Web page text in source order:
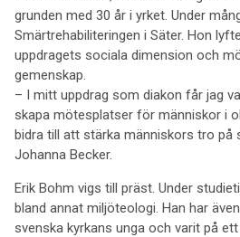
grunden med 30 år i yrket. Under
Smärtrehabiliteringen i Säter. Hon
uppdragets sociala dimension och
gemenskap.
– I mitt uppdrag som diakon får jag
skapa mötesplatser för människor i
bidra till att stärka människors tro på
Johanna Becker.
Erik Bohm vigs till präst. Under
bland annat miljöteologi. Han har
svenska kyrkans unga och varit på